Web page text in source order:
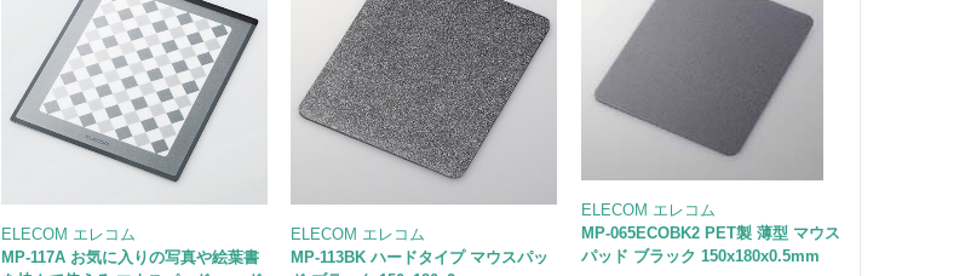
ELECOM エレコム
MP-117A お気に入りの写真や絵葉書
ELECOM エレコム
MP-113BK ハードタイプ マウスパッ
ELECOM エレコム
MP-065ECOBK2 PET製 薄型 マウス
パッド ブラック 150x180x0.5mm